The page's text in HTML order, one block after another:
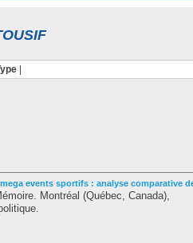
|
events sportifs : analyse comparative
Montréal (Québec, Canada),